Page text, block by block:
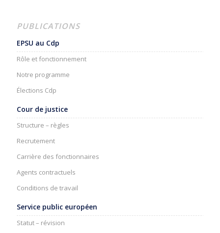
PUBLICATIONS
EPSU au Cdp
Rôle et fonctionnement
Notre programme
Élections Cdp
Cour de justice
Structure – règles
Recrutement
Carrière des fonctionnaires
Agents contractuels
Conditions de travail
Service public européen
Statut – révision